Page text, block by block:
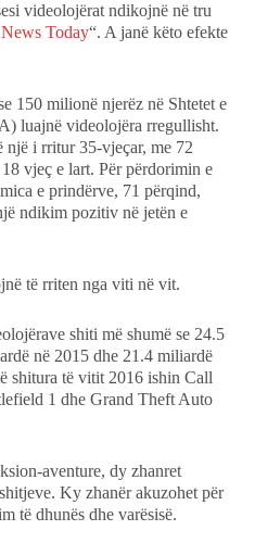
videolojërat ndikojnë në tru
Today“. A janë këto efekte
150 milionë njerëz në Shtetet e
luajnë videolojëra rregullisht.
një i rritur 35-vjeçar, me 72
vjeç e lart. Për përdorimin e
e prindërve, 71 përqind,
ndikim pozitiv në jetën e
të rriten nga viti në vit.
shiti më shumë se 24.5
në 2015 dhe 21.4 miliardë
shitura të vitit 2016 ishin Call
1 dhe Grand Theft Auto
aventure, dy zhanret
Ky zhanër akuzohet për
të dhunës dhe varësisë.